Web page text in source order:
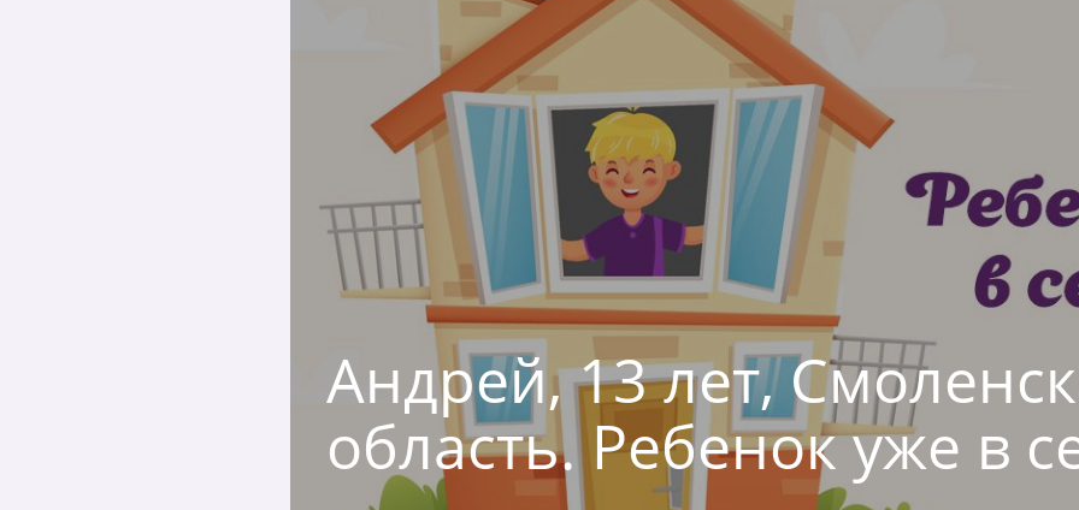
Андрей, 13 лет,
область. Ребенок уже в